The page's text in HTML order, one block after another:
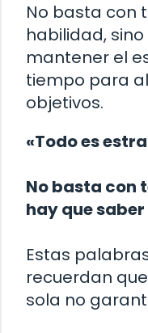
No basta con
habilidad,
mantener el
tiempo para
objetivos.
«Todo es
No basta con
hay que
Estas
recuerdan
sola no